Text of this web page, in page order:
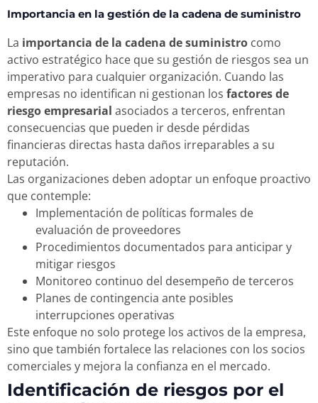
Importancia en la gestión de la cadena de suministro
La importancia de la cadena de suministro como
activo estratégico hace que su gestión de riesgos sea un
imperativo para cualquier organización. Cuando las
empresas no identifican ni gestionan los factores de
riesgo empresarial asociados a terceros, enfrentan
consecuencias que pueden ir desde pérdidas
financieras directas hasta daños irreparables a su
reputación.
Las organizaciones deben adoptar un enfoque proactivo
que contemple:
Implementación de políticas formales de
evaluación de proveedores
Procedimientos documentados para anticipar y
mitigar riesgos
Monitoreo continuo del desempeño de terceros
Planes de contingencia ante posibles
interrupciones operativas
Este enfoque no solo protege los activos de la empresa,
sino que también fortalece las relaciones con los socios
comerciales y mejora la confianza en el mercado.
Identificación de riesgos por el